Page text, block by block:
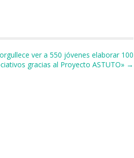
ver a 550 jóvenes elaborar 100
gracias al Proyecto ASTUTO» →